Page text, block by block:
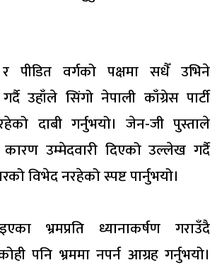
पीडित वर्गको पक्षमा सधैँ उभिने
गर्दै उहाँले सिंगो नेपाली काँग्रेस पार्टी
दाबी गर्नुभयो। जेन-जी पुस्ताले
उम्मेदवारी दिएको उल्लेख गर्दै
विभेद नरहेको स्पष्ट पार्नुभयो।
भ्रमप्रति ध्यानाकर्षण गराउँदै
पनि भ्रममा नपर्न आग्रह गर्नुभयो।